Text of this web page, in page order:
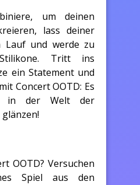
um deinen
lass deiner
Lauf und werde zu
Tritt ins
ein Statement und
Concert OOTD: Es
in der Welt der
OOTD? Versuchen
Spiel aus den